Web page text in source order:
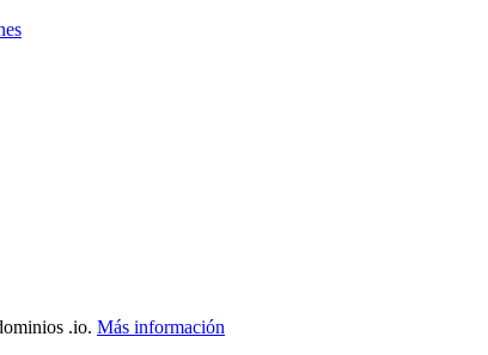
.io. Más información